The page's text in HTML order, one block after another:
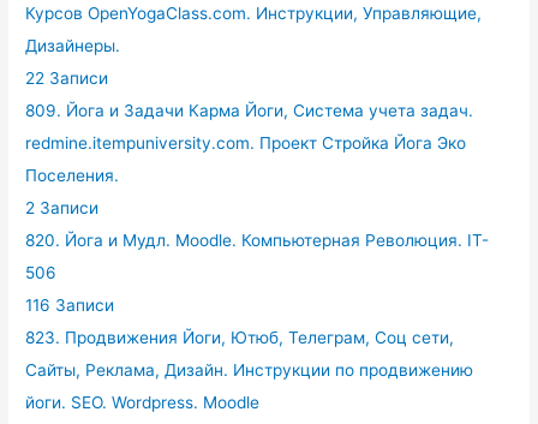
Курсов OpenYogaClass.com. Инструкции, Управляющие,
Дизайнеры.
22 Записи
809. Йога и Задачи Карма Йоги, Система учета задач.
redmine.itempuniversity.com. Проект Стройка Йога Эко
Поселения.
2 Записи
820. Йога и Мудл. Moodle. Компьютерная Революция. IT-
506
116 Записи
823. Продвижения Йоги, Ютюб, Телеграм, Соц сети,
Сайты, Реклама, Дизайн. Инструкции по продвижению
йоги. SEO. Wordpress. Moodle